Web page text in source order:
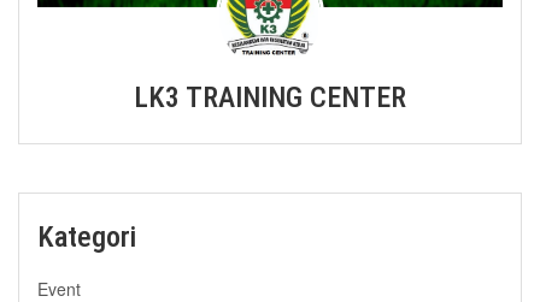
LK3 TRAINING CENTER
Kategori
Event